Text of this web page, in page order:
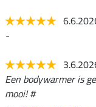
-
Een bodywarmer is
mooi! #